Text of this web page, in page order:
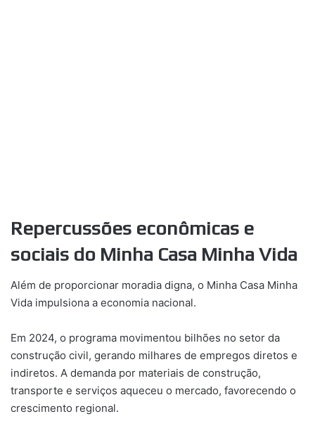
Repercussões econômicas e
sociais do Minha Casa Minha Vida
Além de proporcionar moradia digna, o Minha Casa Minha
Vida impulsiona a economia nacional.
Em 2024, o programa movimentou bilhões no setor da
construção civil, gerando milhares de empregos diretos e
indiretos. A demanda por materiais de construção,
transporte e serviços aqueceu o mercado, favorecendo o
crescimento regional.